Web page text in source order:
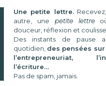
Une petite lettre.
autre, une petite lettre
douceur, réflexion et
Des instants de pause
quotidien, des pensées
l’entrepreneuriat,
l’écriture…
Pas de spam, jamais.